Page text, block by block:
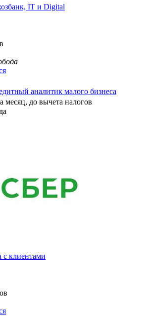
IT и Digital
аналитик малого бизнеса
месяц, до вычета налогов
с клиентами